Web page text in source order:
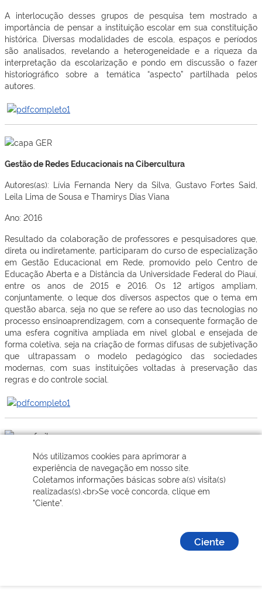
A interlocução desses grupos de pesquisa tem mostrado a
importância de pensar a instituição escolar em sua constituição
histórica. Diversas modalidades de escola, espaços e períodos
são analisados, revelando a heterogeneidade e a riqueza da
interpretação da escolarização e pondo em discussão o fazer
historiográfico sobre a temática “aspecto” partilhada pelos
autores.
Gestão de Redes Educacionais na Cibercultura
Autores(as): Lívia Fernanda Nery da Silva, Gustavo Fortes Said,
Leila Lima de Sousa e Thamirys Dias Viana
Ano: 2016
Resultado da colaboração de professores e pesquisadores que,
direta ou indiretamente, participaram do curso de especialização
em Gestão Educacional em Rede, promovido pelo Centro de
Educação Aberta e a Distância da Universidade Federal do Piauí,
entre os anos de 2015 e 2016. Os 12 artigos ampliam,
conjuntamente, o leque dos diversos aspectos que o tema em
questão abarca, seja no que se refere ao uso das tecnologias no
processo ensinoaprendizagem, com a consequente formação de
uma esfera cognitiva ampliada em nível global e ensejada de
forma coletiva, seja na criação de formas difusas de subjetivação
que ultrapassam o modelo pedagógico das sociedades
modernas, com suas instituições voltadas à preservação das
regras e do controle social.
Avaliação de Software: Uma Abordagem na Interface Humano
Computador
Autor: Professor Dr. Gildásio Guedes Fernandes
Esse livro é destinado aos alunos do curso de Ciências da
Computação e de Sistemas de Informação da UFPI, que
Nós utilizamos cookies para aprimorar a
experiência de navegação em nosso site.
Coletamos informações básicas sobre a(s) visita(s)
realizadas(s).<br>Se você concorda, clique em
"Ciente".
Ciente